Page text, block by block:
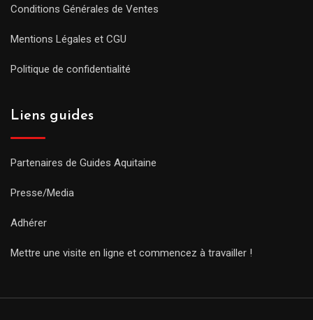
Conditions Générales de Ventes
Mentions Légales et CGU
Politique de confidentialité
Liens guides
Partenaires de Guides Aquitaine
Presse/Media
Adhérer
Mettre une visite en ligne et commencez à travailler !